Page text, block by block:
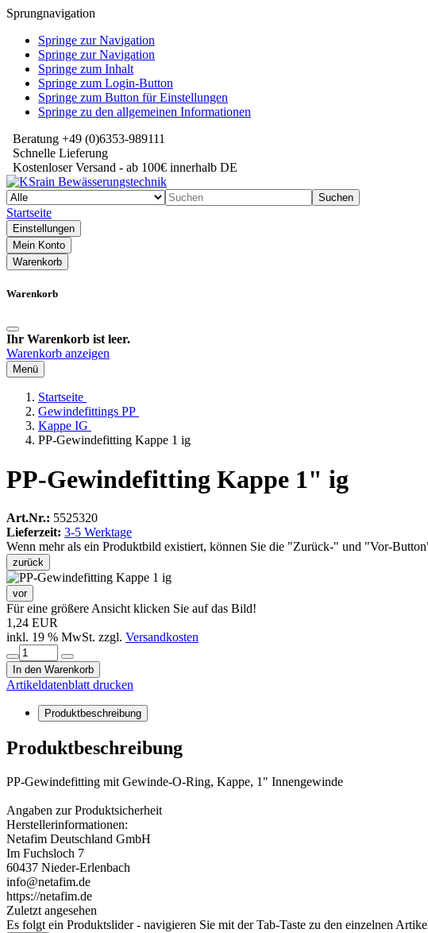
Sprungnavigation
Springe zur Navigation
Springe zur Navigation
Springe zum Inhalt
Springe zum Login-Button
Springe zum Button für Einstellungen
Springe zu den allgemeinen Informationen
Beratung +49 (0)6353-989111
Schnelle Lieferung
Kostenloser Versand - ab 100€ innerhalb DE
Suchen
Startseite
Einstellungen
Mein Konto
Warenkorb
Warenkorb
Ihr Warenkorb ist leer.
Warenkorb anzeigen
Menü
Startseite
Gewindefittings PP
Kappe IG
PP-Gewindefitting Kappe 1 ig
PP-Gewindefitting Kappe 1" ig
Art.Nr.: 5525320
Lieferzeit: 3-5 Werktage
Wenn mehr als ein Produktbild existiert, können Sie die "Zurück-" und "Vor-
zurück
vor
Für eine größere Ansicht klicken Sie auf das Bild!
1,24 EUR
inkl. 19 % MwSt. zzgl. Versandkosten
In den Warenkorb
Artikeldatenblatt drucken
Produktbeschreibung
Produktbeschreibung
PP-Gewindefitting mit Gewinde-O-Ring, Kappe, 1" Innengewinde
Angaben zur Produktsicherheit
Herstellerinformationen:
Netafim Deutschland GmbH
Im Fuchsloch 7
60437 Nieder-Erlenbach
info@netafim.de
https://netafim.de
Zuletzt angesehen
Es folgt ein Produktslider - navigieren Sie mit der Tab-Taste zu den einzelnen